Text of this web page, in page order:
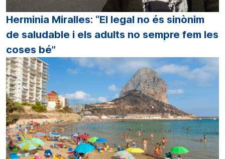
Herminia Miralles: “El legal no és sinònim
de saludable i els adults no sempre fem les
coses bé”